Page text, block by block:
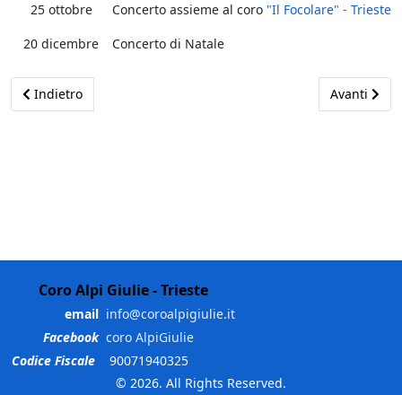
25 ottobre
Concerto assieme al coro "Il Focolare" - Trieste
20 dicembre
Concerto di Natale
Articolo precedente: Attività 2004
Indietro Articolo
Avanti
Coro Alpi Giulie - Trieste
email info@coroalpigiulie.it
Facebook coro AlpiGiulie
Codice Fiscale
90071940325
© 2026. All Rights Reserved.